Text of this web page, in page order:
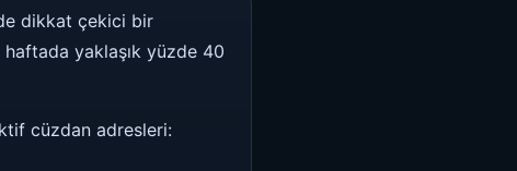
dikkat çekici bir
yaklaşık yüzde 40
cüzdan adresleri: